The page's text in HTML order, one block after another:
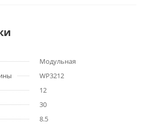
Модульная
WP3212
12
30
8.5